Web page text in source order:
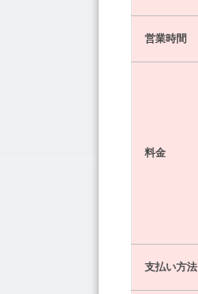
営業時間
料金
支払い方法